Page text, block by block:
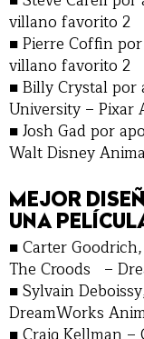
villano favorito 2
■ Pierre Coffin
villano favorito 2
■ Billy Crystal
University – Pixar
■ Josh Gad por
Walt Disney
MEJOR
UNA
■ Carter
The Croods –
■ Sylvain
DreamWorks